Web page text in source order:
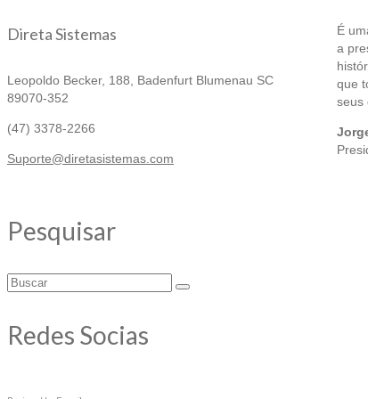
Direta Sistemas
Leopoldo Becker, 188, Badenfurt Blumenau SC
89070-352
(47) 3378-2266
Suporte@diretasistemas.com
É
a
que
seus
Pesquisar
Redes Socias